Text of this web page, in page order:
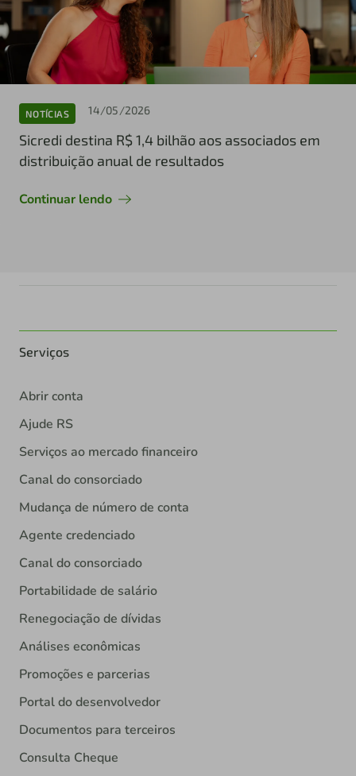
NOTÍCIAS 14/05/2026
Sicredi destina R$ 1,4 bilhão aos associados em
distribuição anual de resultados
Continuar lendo
Serviços
Abrir conta
Ajude RS
Serviços ao mercado financeiro
Canal do consorciado
Mudança de número de conta
Agente credenciado
Canal do consorciado
Portabilidade de salário
Renegociação de dívidas
Análises econômicas
Promoções e parcerias
Portal do desenvolvedor
Documentos para terceiros
Consulta Cheque